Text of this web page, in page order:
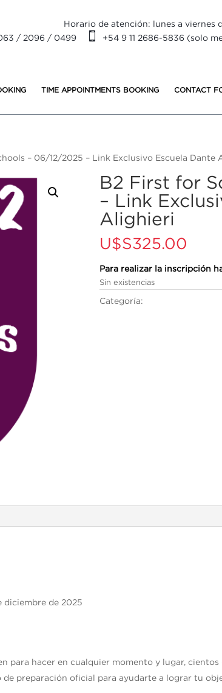
Horario de atención: lunes a viernes
/ 2096 / 0499  +54 9 11 2686-5836 (solo
TIME APPOINTMENTS BOOKING CONTACT
– 06/12/2025 – Link Exclusivo Escuela Dante
B2 First for
– Link
Alighieri
U$S325.00
Para realizar la inscripción
Sin existencias
Categoría:
diciembre de 2025
para hacer en cualquier momento y lugar,
preparación oficial para ayudarte a lograr tu